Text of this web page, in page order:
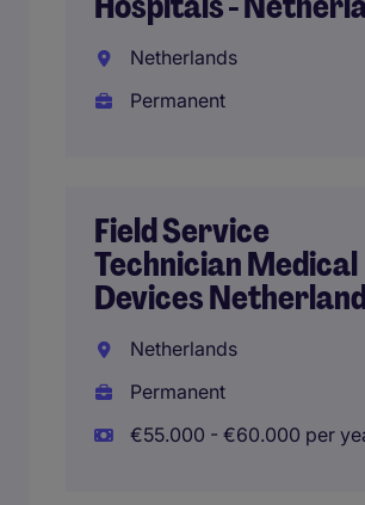
Netherlands
Permanent
Field Service
Technician Medical
Devices
Netherlands
Permanent
€55.000 - €60.000 per